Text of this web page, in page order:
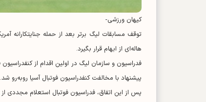
کیهان ورزشی-
توقف مسابقات لیگ برتر بعد از حمله جنایتکارانه
هاله‌ای از ابهام قرار بگیرد.
فدراسیون و سازمان لیگ در اولین اقدام از
پیشنهاد با مخالفت کنفدراسیون فوتبال آسیا روبه‌رو شد.
پس از این اتفاق، فدراسیون فوتبال استعلام مجددی